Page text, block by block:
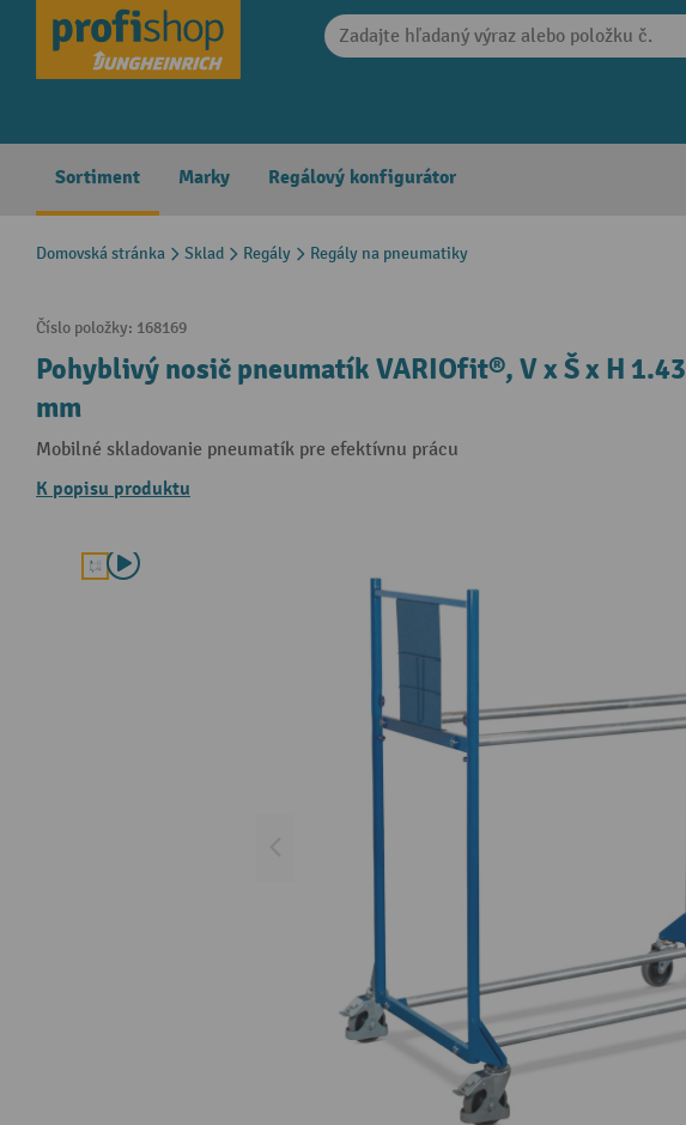
Skip to main navigation
Sortiment Marky Regálový konfigurátor
Domovská stránka Sklad Regály Regály na pneumatiky
Číslo položky: 168169
Pohyblivý nosič pneumatík VARIOfit®, V x Š x H
mm
Mobilné skladovanie pneumatík pre efektívnu prácu
K popisu produktu